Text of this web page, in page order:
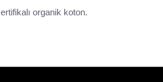
organik koton.